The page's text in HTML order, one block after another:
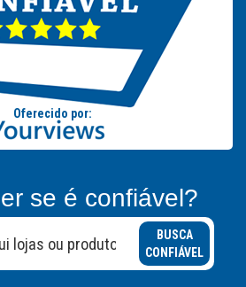
se é confiável?
BUSCA
CONFIÁVEL